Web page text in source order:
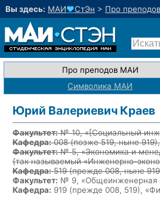
Вы здесь: МАИ♥СтЭн > Про преподов
Про преподов МАИ
Символика МАИ
Юрий Валериевич Краев
Факультет:№ 10, «[Социальный
Кафедра:008(позже 519, ныне 919)
Факультет:№ 5, «Экономика и
{так называемый «Инженерно-
Кафедра:519(прежде 008, ныне
Факультет: № 9, «Общеинженерная
Кафедра: 919 (прежде 008, 519),